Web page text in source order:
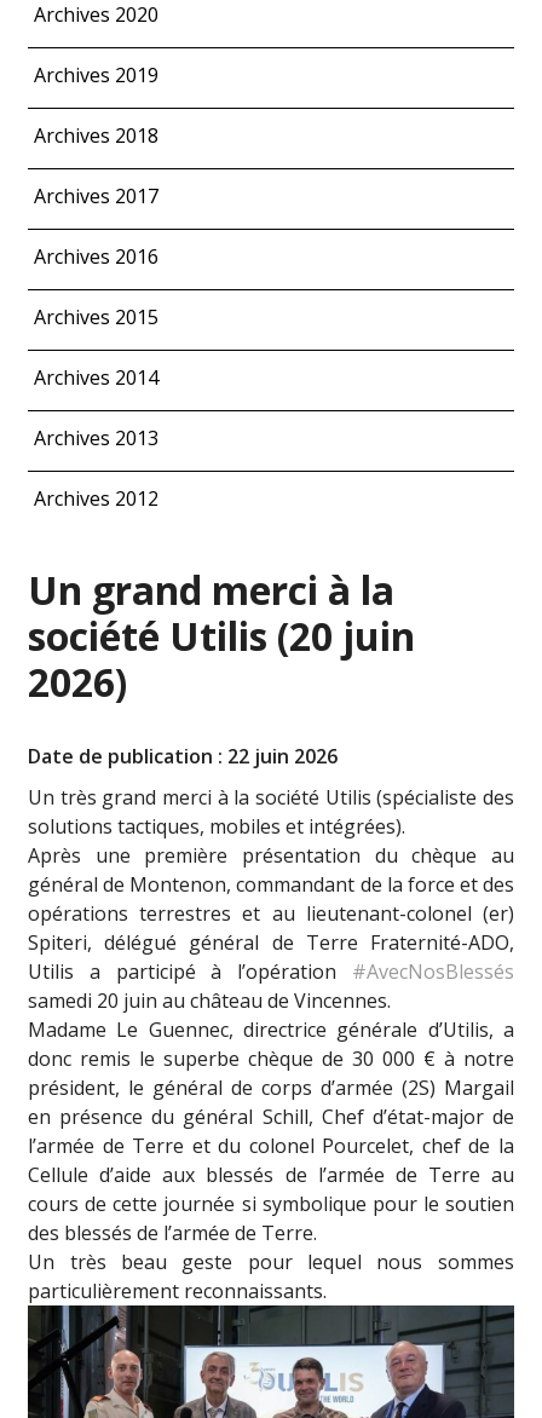
Archives 2020
Archives 2019
Archives 2018
Archives 2017
Archives 2016
Archives 2015
Archives 2014
Archives 2013
Archives 2012
Un grand merci à la
société Utilis (20 juin
2026)
Date de publication : 22 juin 2026
Un très grand merci à la société Utilis (spécialiste des
solutions tactiques, mobiles et intégrées).
Après une première présentation du chèque au
général de Montenon, commandant de la force et des
opérations terrestres et au lieutenant-colonel (er)
Spiteri, délégué général de Terre Fraternité-ADO,
Utilis a participé à l’opération #AvecNosBlessés
samedi 20 juin au château de Vincennes.
Madame Le Guennec, directrice générale d’Utilis, a
donc remis le superbe chèque de 30 000 € à notre
président, le général de corps d’armée (2S) Margail
en présence du général Schill, Chef d’état-major de
l’armée de Terre et du colonel Pourcelet, chef de la
Cellule d’aide aux blessés de l’armée de Terre au
cours de cette journée si symbolique pour le soutien
des blessés de l’armée de Terre.
Un très beau geste pour lequel nous sommes
particulièrement reconnaissants.